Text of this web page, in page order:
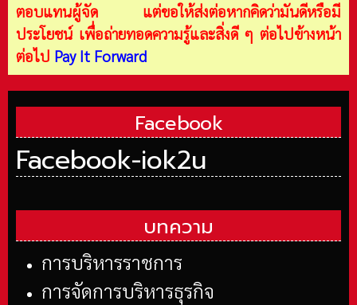
ตอบแทนผู้จัด แต่ขอให้ส่งต่อหากคิดว่ามันดีหรือมี
ประโยชน์ เพื่อถ่ายทอดความรู้และสิ่งดี ๆ ต่อไปข้างหน้า
ต่อไป Pay It Forward
Facebook
Facebook-iok2u
บทความ
การบริหารราชการ
การจัดการบริหารธุรกิจ